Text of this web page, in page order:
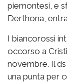
piemontesi, e
Derthona,
I biancorossi
occorso a
novembre. Il
una punta per